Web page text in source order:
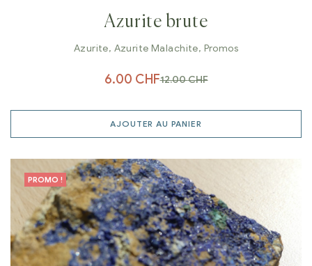
Azurite brute
Azurite, Azurite Malachite, Promos
12.00CHF
6.00 CHF
AJOUTER AU PANIER
PROMO !